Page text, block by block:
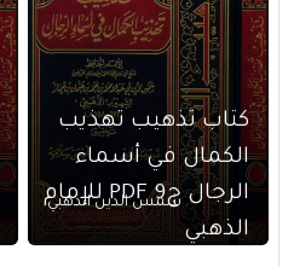
كتاب تذهيب تهذيب
الكمال في أسماء
الرجال ج9 PDF للإمام
الذهبي
شمس الدين الذهبي